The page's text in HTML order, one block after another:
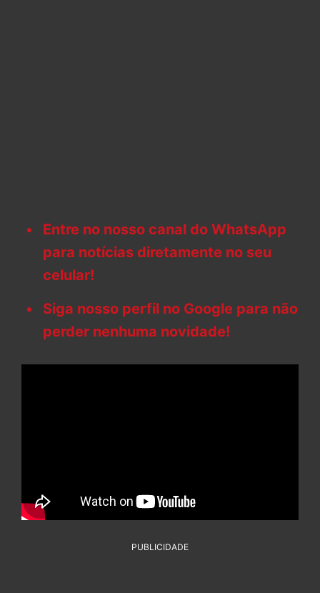
Entre no nosso canal do WhatsApp
para notícias diretamente no seu
celular!
Siga nosso perfil no Google para não
perder nenhuma novidade!
PUBLICIDADE